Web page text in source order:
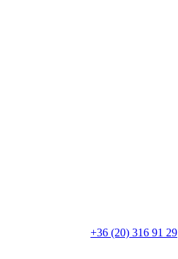
+36 (20) 316 91 29